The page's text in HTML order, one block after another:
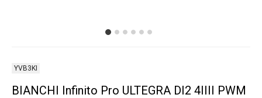
YVB3KI
BIANCHI Infinito Pro ULTEGRA DI2 4IIII PWM